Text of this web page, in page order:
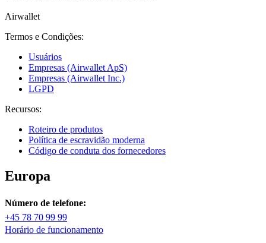
Airwallet
Termos e Condições:
Usuários
Empresas (Airwallet ApS)
Empresas (Airwallet Inc.)
LGPD
Recursos:
Roteiro de produtos
Política de escravidão moderna
Código de conduta dos fornecedores
Europa
Número de telefone:
+45 78 70 99 99
Horário de funcionamento